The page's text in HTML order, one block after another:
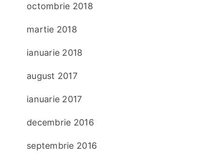
octombrie 2018
martie 2018
ianuarie 2018
august 2017
ianuarie 2017
decembrie 2016
septembrie 2016